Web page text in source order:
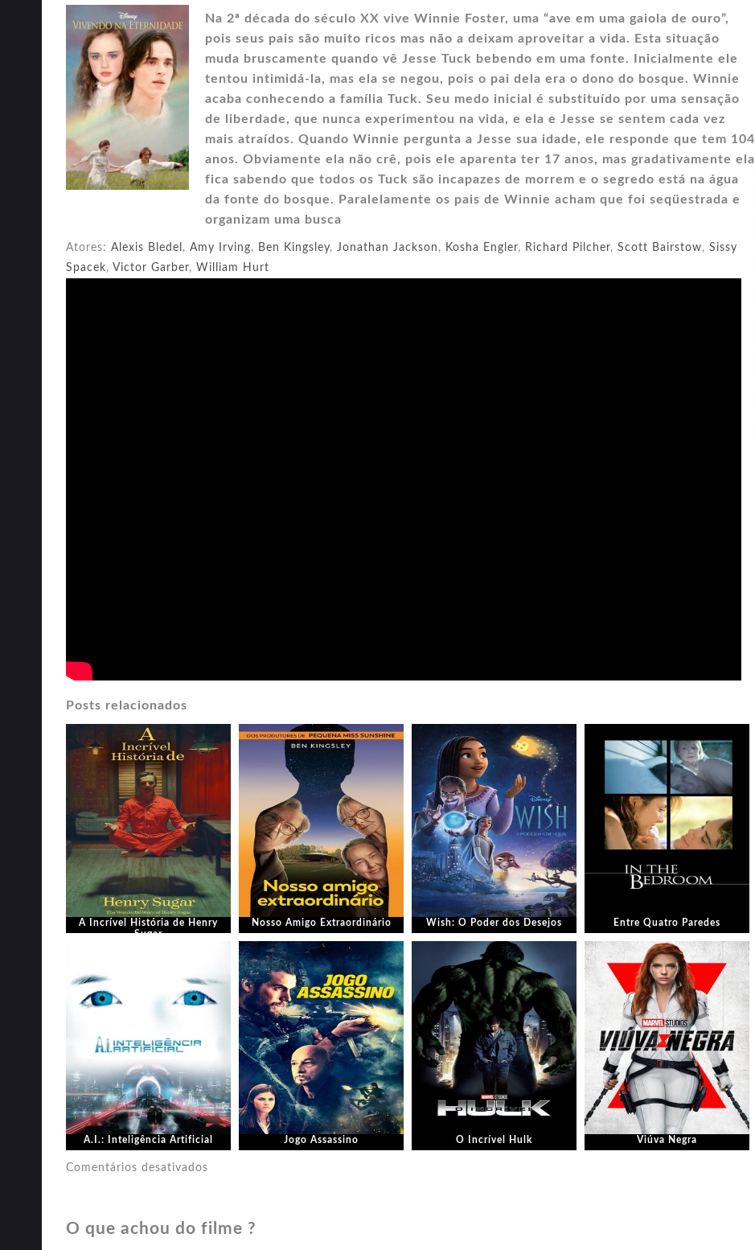
Na 2ª década do século XX vive Winnie Foster, uma “ave em uma gaiola de ouro”,
pois seus pais são muito ricos mas não a deixam aproveitar a vida. Esta situação
muda bruscamente quando vê Jesse Tuck bebendo em uma fonte. Inicialmente ele
tentou intimidá-la, mas ela se negou, pois o pai dela era o dono do bosque. Winnie
acaba conhecendo a família Tuck. Seu medo inicial é substituído por uma sensação
de liberdade, que nunca experimentou na vida, e ela e Jesse se sentem cada vez
mais atraídos. Quando Winnie pergunta a Jesse sua idade, ele responde que tem 104
anos. Obviamente ela não crê, pois ele aparenta ter 17 anos, mas gradativamente ela
fica sabendo que todos os Tuck são incapazes de morrem e o segredo está na água
da fonte do bosque. Paralelamente os pais de Winnie acham que foi seqüestrada e
organizam uma busca
Atores: Alexis Bledel , Amy Irving, Ben Kingsley, Jonathan Jackson , Kosha Engler, Richard Pilcher, Scott Bairstow, Sissy
Spacek, Victor Garber, William Hurt
Posts relacionados
A Incrível História de Henry
Sugar
Nosso Amigo Extraordinário Wish: O Poder dos Desejos Entre Quatro Paredes
A.I.: Inteligência Artificial Jogo Assassino O Incrível Hulk Viúva Negra
Comentários desativados
O que achou do filme ?